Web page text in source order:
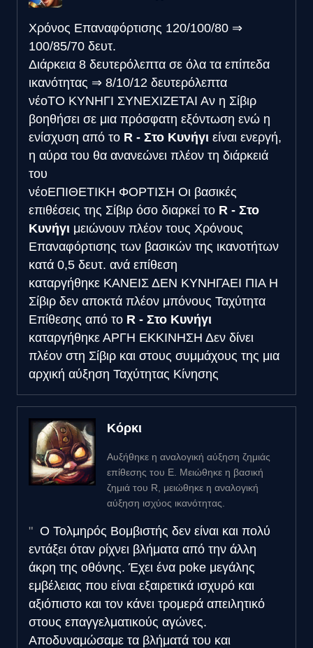
Χρόνος Επαναφόρτισης 120/100/80 ⇒
100/85/70 δευτ.
Διάρκεια 8 δευτερόλεπτα σε όλα τα επίπεδα
ικανότητας ⇒ 8/10/12 δευτερόλεπτα
νέοΤΟ ΚΥΝΗΓΙ ΣΥΝΕΧΙΖΕΤΑΙ Αν η Σίβιρ
βοηθήσει σε μια πρόσφατη εξόντωση ενώ η
ενίσχυση από το R - Στο Κυνήγι είναι ενεργή,
η αύρα του θα ανανεώνει πλέον τη διάρκειά
του
νέοΕΠΙΘΕΤΙΚΗ ΦΟΡΤΙΣΗ Οι βασικές
επιθέσεις της Σίβιρ όσο διαρκεί το R - Στο
Κυνήγι μειώνουν πλέον τους Χρόνους
Επαναφόρτισης των βασικών της ικανοτήτων
κατά 0,5 δευτ. ανά επίθεση
καταργήθηκε ΚΑΝΕΙΣ ΔΕΝ ΚΥΝΗΓΑΕΙ ΠΙΑ Η
Σίβιρ δεν αποκτά πλέον μπόνους Ταχύτητα
Επίθεσης από το R - Στο Κυνήγι
καταργήθηκε ΑΡΓΗ ΕΚΚΙΝΗΣΗ Δεν δίνει
πλέον στη Σίβιρ και στους συμμάχους της μια
αρχική αύξηση Ταχύτητας Κίνησης
Κόρκι
Αυξήθηκε η αναλογική αύξηση ζημιάς
επίθεσης του E. Μειώθηκε η βασική
ζημιά του R, μειώθηκε η αναλογική
αύξηση ισχύος ικανότητας.
Ο Τολμηρός Βομβιστής δεν είναι και πολύ
εντάξει όταν ρίχνει βλήματα από την άλλη
άκρη της οθόνης. Έχει ένα poke μεγάλης
εμβέλειας που είναι εξαιρετικά ισχυρό και
αξιόπιστο και τον κάνει τρομερά απειλητικό
στους επαγγελματικούς αγώνες.
Αποδυναμώσαμε τα βλήματά του και